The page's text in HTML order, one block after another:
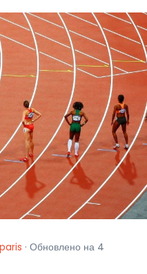
· Обновлено на 4